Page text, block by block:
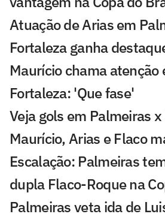
Atuação de Arias em
Fortaleza ganha
Maurício chama atenção
Fortaleza: 'Que fase'
Veja gols em Palmeiras
Maurício, Arias e Flaco
Escalação: Palmeiras
dupla Flaco-Roque na
Palmeiras veta ida de